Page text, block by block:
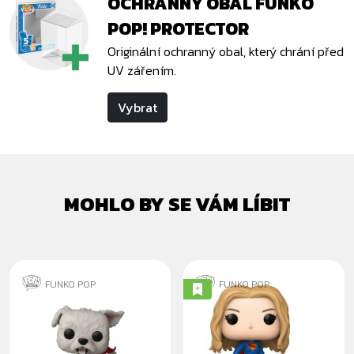
POP! PROTECTOR
Originální ochranný obal, který chrání před
UV zářením.
Vybrat
MOHLO BY SE VÁM LÍBIT
FUNKO POP
KRYPTO
FUNKO POP
SUPERGIRL WITH
KRYPTO